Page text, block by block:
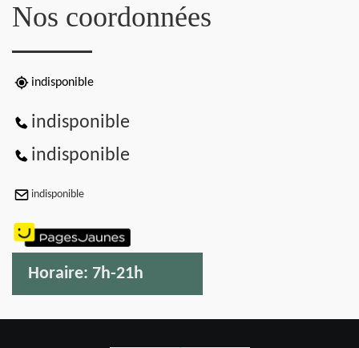
Nos coordonnées
indisponible
indisponible
indisponible
indisponible
Horaire: 7h-21h